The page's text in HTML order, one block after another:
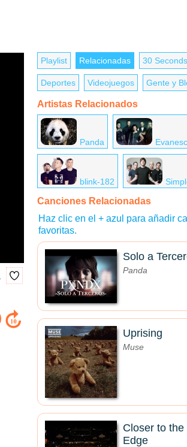
Playlist Relacionadas 30
Deportes Videojuegos Gente y
Artistas Relacionados
Panda
blink-182
Canciones Relacionadas
Haz clic en el + azul para añadir
favoritas.
Solo a
Panda
Uprising
Muse
Closer to the
Edge